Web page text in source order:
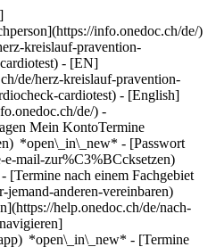
info.onedoc.ch/de/)
kreislauf-pravention-
- [EN]
de/herz-kreislauf-pravention-
cardiotest) - [English]
de/) -
Mein KontoTermine
*open\_in\_new* - [Passwort
e-mail-zur%C3%BCcksetzen)
[Termine nach einem Fachgebiet
anderen-vereinbaren)
help.onedoc.ch/de/nach-
*open\_in\_new* - [Termine verwalten](https://help.onedoc.ch/de/termine-verwalten) *open\_in\_new* - [Termine absagen](https://help.onedoc.ch/de/online-gebuchte-termine-absagen) *open\_in\_new* - [Ich erhalte keine Terminbestätigung](https://help.onedoc.ch/de/ich-erhalte-keine-terminbest%C3%A4tigung) *open\_in\_new* [Alle unsere Artikel anzeigen *open\_in\_new*](https://help.onedoc.ch/de/) close ## Ihre Suche bearbeiten ![Haus mit Pluszeichen, das anzeigt, dass eine Konsultation vor Ort möglich ist](https://www.onedoc.ch/assets/images/icons/on-site.svg) Vor Ort ![Kamera mit Play-Symbol, die anzeigt, dass eine Konsultation per Video aus der Ferne möglich ist](https://www.onedoc.ch/assets/images/icons/remote.svg) Virtuell Suche #### Fachrichtung #### Gesundheitsfachperson #### Einrichtung edit Herz-Kreislauf-Prävention | CardioCheck in der Schweiz tune Filter Neue Patienten*keyboard\_arrow\_down* - Zugelassen*check\_circle* Gesprochene Sprachen*keyboard\_arrow\_down* - Albanisch*check\_circle* - Arabisch*check\_circle* - Bosnisch*check\_circle* - Bulgarisch*check\_circle* - Chinesisch*check\_circle* - Deutsch*check\_circle* - Englisch*check\_circle* - Französisch*check\_circle* - Ful*check\_circle* - Griechisch*check\_circle* - Italienisch*check\_circle* - Japanisch*check\_circle* - Kroatisch*check\_circle* - Kurdisch*check\_circle* - Mazedonisch*check\_circle* - Norwegisch*check\_circle* - Persisch*check\_circle* - Polnisch*check\_circle* - Portugiesisch*check\_circle* - Rumänisch*check\_circle* - Russisch*check\_circle* - Rätoromanisch*check\_circle* - Schwedisch*check\_circle* - Serbisch*check\_circle* - Slowakisch*check\_circle* - Spanisch*check\_circle* - Tamil*check\_circle* - Tschechisch*check\_circle* - Turkmenisch*check\_circle* - Türkisch*check\_circle* - Ukrainisch*check\_circle* - Ungarisch*check\_circle* - Vietnamesisch*check\_circle* Geschlecht*keyboard\_arrow\_down* - Weiblich*check\_circle* - Männlich*check\_circle* Netzwerk*keyboard\_arrow\_down* - Sun Store*check\_circle* - Amavita*check\_circle* - Coop Vitality*check\_circle* - Hirslanden*check\_circle* - Swiss Medical Network*check\_circle* - REMED*check\_circle* - mediX*check\_circle* - 1A-Hausärzte*check\_circle* - doccare*check\_circle* - Grisomed*check\_circle* - Zürcher Gesundheitsnetz*check\_circle* - Igomed Thun*check\_circle* - Medbase*check\_circle* - Réseau Delta*check\_circle* Verfügbarkeit*keyboard\_arrow\_down* - Heute*check\_circle* - In den nächsten 3 Tagen*check\_circle* - In den nächsten 7 Tagen*check\_circle* - In den nächsten 14 Tagen*check\_circle* # __Herz-Kreislauf-Prävention | CardioCheck__ in der __Schweiz__: Buchen Sie heute Ihren Termin online [![Pharmacieplus de Saint-Légier, Gesundheitsdienstleistungen der Apotheke in Blonay - Saint-Légier](https://assets.onedoc.ch/images/users/80e32a8e75f8848ce33b458c2b7665752febfdafaa0d94cecbd2ae1d912d75dd-small.png "Pharmacieplus de Saint-Légier, Gesundheitsdienstleistungen der Apotheke in Blonay - Saint-Légier")](https://www.onedoc.ch/de/gesundheitsdienstleistungen-der-apotheke/blonay-saint-legier/pcox7/pharmacieplus-de-saint-legier) ### [Pharmacieplus de Saint-Légier](https://www.onedoc.ch/de/gesundheitsdienstleistungen-der-apotheke/blonay-saint-legier/pcox7/pharmacieplus-de-saint-legier) ![Abzeichen, das ein verifiziertes Profil kennzeichnet](https://www.onedoc.ch/assets/images/icons/checkmark.svg) [Gesundheitsdienstleistungen der Apotheke](https://www.onedoc.ch/de/gesundheitsdienstleistungen-der-apotheke/blonay-saint-legier) [Pharmacieplus de Saint-Légier-La Chiésaz](https://www.onedoc.ch/de/apotheke/blonay-saint-legier/e87e/pharmacieplus-de-saint-legier-la-chiesaz) Route des Deux-Villages 46 1806 Blonay - Saint-Légier ![Patient mit Pluszeichen, der anzeigt, dass neue Patienten angenommen werden](https://www.onedoc.ch/assets/images/icons/new-patients.svg)Akzeptiert neue Patienten [Termin buchen](https://www.onedoc.ch/de/gesundheitsdienstleistungen-der-apotheke/blonay-saint-legier/pcox7/pharmacieplus-de-saint-legier) Expertisen:[Herz-Kreislauf-Prävention | CardioCheck](https://www.onedoc.ch/de/herz-kreislauf-pravention-cardiocheck/blonay-saint-legier), [Zeckenimpfung (FSME)](https://www.onedoc.ch/de/zeckenimpfung-fsme/blonay-saint-legier), [Hepatitis A/B Impfung](https://www.onedoc.ch/de/hepatitis-a-b-impfung/blonay-saint-legier), [Masern - Mumps - Röteln - Impfung (MMR)](https://www.onedoc.ch/de/masern-mumps-roteln-impfung-mmr/blonay-saint-legier), [Streptokokken-Test](https://www.onedoc.ch/de/streptokokken-test/blonay-saint-legier), [Messung des Blutzuckerspiegels | Glucosespiegel](https://www.onedoc.ch/de/messung-des-blutzuckerspiegels-glucosespiegel/blonay-saint-legier), [Messung des Blutdrucks](https://www.onedoc.ch/de/messung-des-blutdrucks/blonay-saint-legier), [Grippeimpfung](https://www.onedoc.ch/de/grippeimpfung/blonay-saint-legier)Mehr anzeigen *chevron\_left* Sa. 01 Aug. *chevron\_right* Mehr Termine anzeigen *error\_outline* Beim Laden der Verfügbarkeiten ist ein Fehler aufgetreten [Erneut versuchen](https://www.onedoc.ch) Expertisen:[Herz-Kreislauf-Prävention | CardioCheck](https://www.onedoc.ch/de/herz-kreislauf-pravention-cardiocheck/blonay-saint-legier), [Zeckenimpfung (FSME)](https://www.onedoc.ch/de/zeckenimpfung-fsme/blonay-saint-legier), [Hepatitis A/B Impfung](https://www.onedoc.ch/de/hepatitis-a-b-impfung/blonay-saint-legier), [Masern - Mumps - Röteln - Impfung (MMR)](https://www.onedoc.ch/de/masern-mumps-roteln-impfung-mmr/blonay-saint-legier), [Streptokokken-Test](https://www.onedoc.ch/de/streptokokken-test/blonay-saint-legier), [Messung des Blutzuckerspiegels | Glucosespiegel](https://www.onedoc.ch/de/messung-des-blutzuckerspiegels-glucosespiegel/blonay-saint-legier), [Messung des Blutdrucks](https://www.onedoc.ch/de/messung-des-blutdrucks/blonay-saint-legier), [Grippeimpfung](https://www.onedoc.ch/de/grippeimpfung/blonay-saint-legier)Mehr anzeigen [![Sun Store Bulle Coop, Apotheke in Bulle](https://assets.onedoc.ch/images/entities/9c73a26973fa1514b17e3ff50e701c9d6ef0ee0dd0247ccc119d1862d260476d-small.png "Sun Store Bulle Coop, Apotheke in Bulle")](https://www.onedoc.ch/de/apotheke/bulle/e2d5/sun-store-bulle-coop) ### [Sun Store Bulle Coop](https://www.onedoc.ch/de/apotheke/bulle/e2d5/sun-store-bulle-coop) Apotheke Route de Riaz 50 1630 Bulle ![Patient mit Pluszeichen, der anzeigt, dass neue Patienten angenommen werden](https://www.onedoc.ch/assets/images/icons/new-patients.svg)Akzeptiert neue Patienten [Termin buchen](https://www.onedoc.ch/de/apotheke/bulle/e2d5/sun-store-bulle-coop) *chevron\_left* Sa. 01 Aug. *chevron\_right* Mehr Termine anzeigen *error\_outline* Beim Laden der Verfügbarkeiten ist ein Fehler aufgetreten [Erneut versuchen](https://www.onedoc.ch) [![Amavita Genève Métro-Shopping, Apotheke in Genf](https://assets.onedoc.ch/images/entities/fdcaa066248b343921efa7546d6aff31193b4196229e0ace586eb306e54d7569-small.png "Amavita Genève Métro-Shopping, Apotheke in Genf")](https://www.onedoc.ch/de/apotheke/genf/e2e6/amavita-geneve-metro-shopping) ### [Amavita Genève Métro-Shopping](https://www.onedoc.ch/de/apotheke/genf/e2e6/amavita-geneve-metro-shopping) ![Abzeichen, das ein verifiziertes Profil kennzeichnet](https://www.onedoc.ch/assets/images/icons/checkmark.svg) Apotheke Rue du Mont-Blanc 30 1201 Genf ![Patient mit Pluszeichen, der anzeigt, dass neue Patienten angenommen werden](https://www.onedoc.ch/assets/images/icons/new-patients.svg)Akzeptiert neue Patienten [Termin buchen](https://www.onedoc.ch/de/apotheke/genf/e2e6/amavita-geneve-metro-shopping) [![Sun Store Sion Gare CFF, Apotheke in Sitten](https://assets.onedoc.ch/images/entities/e8154af70cc3c883a497769715bcab3c855532c013043846be07c2f98536e566-small.png "Sun Store Sion Gare CFF, Apotheke in Sitten")](https://www.onedoc.ch/de/apotheke/sitten/e2fo/sun-store-sion-gare-cff) ### [Sun Store Sion Gare CFF](https://www.onedoc.ch/de/apotheke/sitten/e2fo/sun-store-sion-gare-cff) ![Abzeichen, das ein verifiziertes Profil kennzeichnet](https://www.onedoc.ch/assets/images/icons/checkmark.svg) Apotheke Place de la Gare 1 1950 Sitten ![Patient mit Pluszeichen, der anzeigt, dass neue Patienten angenommen werden](https://www.onedoc.ch/assets/images/icons/new-patients.svg)Akzeptiert neue Patienten [Termin buchen](https://www.onedoc.ch/de/apotheke/sitten/e2fo/sun-store-sion-gare-cff) [![Sun Store Collombey - Centre commercial Parc du Rhône, Apotheke in Collombey](https://assets.onedoc.ch/images/entities/498bc142affa1eee3a8764be6f73e482bcb1ebee644359415461b0ad6422d732-small.png "Sun Store Collombey - Centre commercial Parc du Rhône, Apotheke in Collombey")](https://www.onedoc.ch/de/apotheke/collombey/e2fp/sun-store-collombey-centre-commercial-parc-du-rhone) ### [Sun Store Collombey - Centre commercial Parc du Rhône](https://www.onedoc.ch/de/apotheke/collombey/e2fp/sun-store-collombey-centre-commercial-parc-du-rhone) Apotheke Route du Montagnier 1868 Collombey ![Patient mit Pluszeichen, der anzeigt, dass neue Patienten angenommen werden](https://www.onedoc.ch/assets/images/icons/new-patients.svg)Akzeptiert neue Patienten [Termin buchen](https://www.onedoc.ch/de/apotheke/collombey/e2fp/sun-store-collombey-centre-commercial-parc-du-rhone) [![Sun Store Bassecourt, Apotheke in Bassecourt](https://assets.onedoc.ch/images/entities/7ecb75722750f682d79a665cfb7d88521faa61026354e20f41ccd6ee4294c90c-small.png "Sun Store Bassecourt, Apotheke in Bassecourt")](https://www.onedoc.ch/de/apotheke/bassecourt/e241/sun-store-bassecourt) ### [Sun Store Bassecourt](https://www.onedoc.ch/de/apotheke/bassecourt/e241/sun-store-bassecourt) Apotheke Rue de l'Abbé-Monnin 81 2854 Bassecourt ![Patient mit Pluszeichen, der anzeigt, dass neue Patienten angenommen werden](https://www.onedoc.ch/assets/images/icons/new-patients.svg)Akzeptiert neue Patienten [Termin buchen](https://www.onedoc.ch/de/apotheke/bassecourt/e241/sun-store-bassecourt) [![Coop V